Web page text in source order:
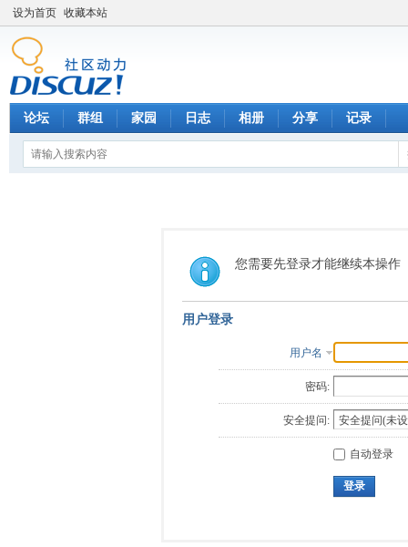
设为首页 收藏本站
论坛 群组 家园 日志 相册 分享 记录
您需要先登录才能继续本操作
用户登录
用户名
密码:
安全提问:
自动登录
登录